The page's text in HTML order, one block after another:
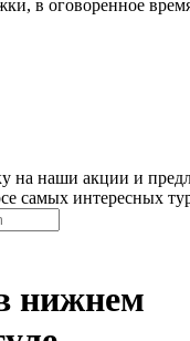
в оговоренное
на наши акции и
самых интересных
нижнем